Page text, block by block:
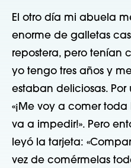
El otro día mi abuela
enorme de galletas
repostera, pero tenían
yo tengo tres años y
estaban deliciosas.
«¡Me voy a comer
va a impedir!». Pero
leyó la tarjeta:
vez de comérmelas